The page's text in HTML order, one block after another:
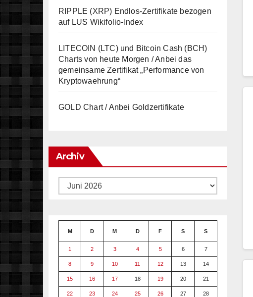
RIPPLE (XRP) Endlos-Zertifikate bezogen
auf LUS Wikifolio-Index
LITECOIN (LTC) und Bitcoin Cash (BCH)
Charts von heute Morgen / Anbei das
gemeinsame Zertifikat „Performance von
Kryptowaehrung“
GOLD Chart / Anbei Goldzertifikate
Archiv
Archiv
M D M D F S S
1 2 3 4 5 6 7
8 9 10 11 12 13 14
15 16 17 18 19 20 21
22 23 24 25 26 27 28